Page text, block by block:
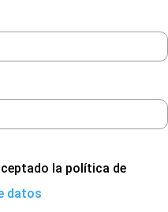
la política de
datos